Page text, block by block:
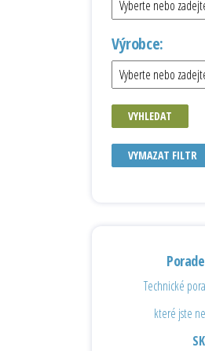
Výrobce:
VYHLEDAT
VYMAZAT FILTR
Technické
které jste